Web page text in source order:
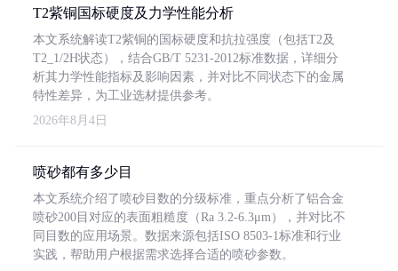
T2紫铜国标硬度及力学性能分析
本文系统解读T2紫铜的国标硬度和抗拉强度（包括T2及
T2_1/2H状态），结合GB/T 5231-2012标准数据，详细分
析其力学性能指标及影响因素，并对比不同状态下的金属
特性差异，为工业选材提供参考。
2026年8月4日
喷砂都有多少目
本文系统介绍了喷砂目数的分级标准，重点分析了铝合金
喷砂200目对应的表面粗糙度（Ra 3.2-6.3μm），并对比不
同目数的应用场景。数据来源包括ISO 8503-1标准和行业
实践，帮助用户根据需求选择合适的喷砂参数。